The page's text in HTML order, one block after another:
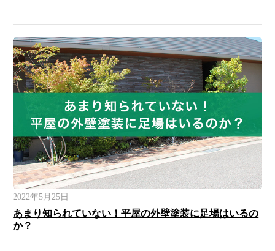
2022年5月25日
あまり知られていない！平屋の外壁塗装に足場はいるの
か？